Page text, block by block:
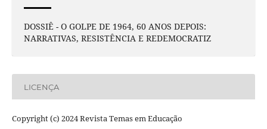
DOSSIÊ - O GOLPE DE 1964, 60 ANOS DEPOIS:
NARRATIVAS, RESISTÊNCIA E REDEMOCRATIZ
LICENÇA
Copyright (c) 2024 Revista Temas em Educação